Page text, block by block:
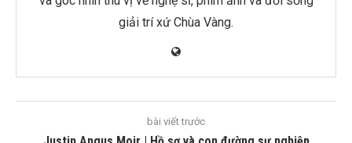
giải trí xứ Chùa Vàng.
bài viết trước